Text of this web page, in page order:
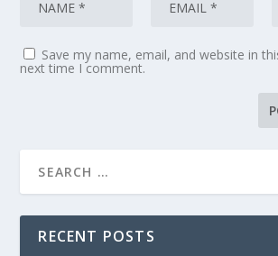
Save my name, email, and website in
next time I comment.
RECENT POSTS